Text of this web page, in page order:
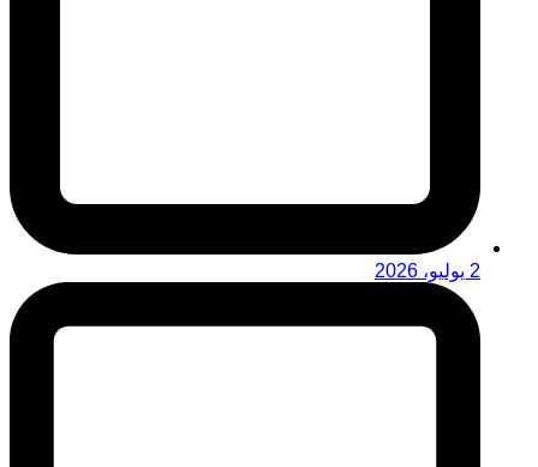
2 يوليو، 2026